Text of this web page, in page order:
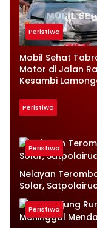
Peristiwa
Mobil Sehat
Motor di Jalan
Kesambi
Peristiwa
Peristiwa
Nelayan
Solar,
Peristiwa